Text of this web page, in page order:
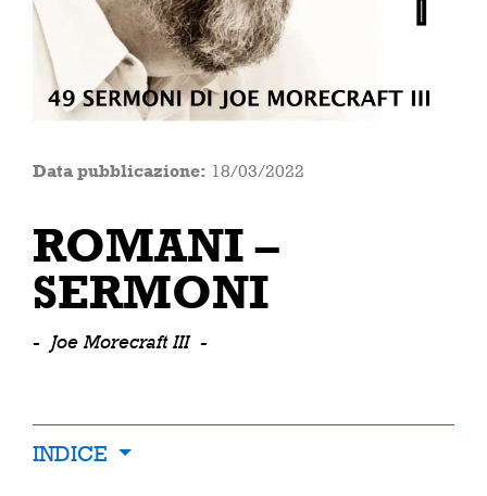
Data pubblicazione: 18/03/2022
ROMANI –
SERMONI
- Joe Morecraft III -
INDICE